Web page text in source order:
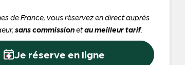
de France, vous réservez en direct auprès
sans commissionetau meilleur tarif.
Je réserve en ligne